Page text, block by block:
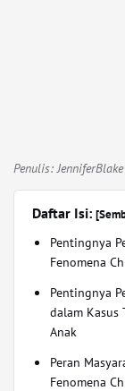
Penulis:JenniferBlake
Daftar Isi:
Pentingnya
Fenomena
Pentingnya
dalam Kasus
Anak
Peran
Fenomena